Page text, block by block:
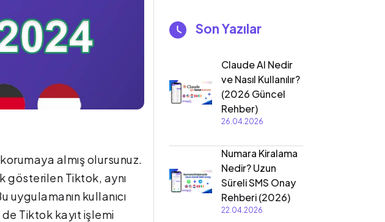
almış olursunuz.
gösterilen Tiktok, aynı
uygulamanın kullanıcı
Tiktok kayıt işlemi
Son Yazılar
Claude AI Nedir
ve Nasıl Kullanılır?
(2026 Güncel
Rehber)
26.04.2026
Numara Kiralama
Nedir? Uzun
Süreli SMS Onay
Rehberi (2026)
22.04.2026